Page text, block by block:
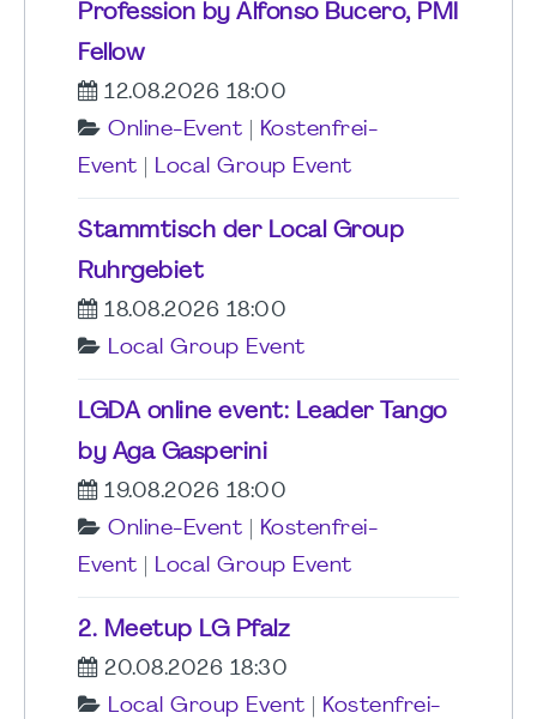
Profession by Alfonso Bucero, PMI
Fellow
12.08.2026 18:00
Online-Event
Kostenfrei-
Event
Local Group Event
Stammtisch der Local Group
Ruhrgebiet
18.08.2026 18:00
Local Group Event
LGDA online event: Leader Tango
by Aga Gasperini
19.08.2026 18:00
Online-Event
Kostenfrei-
Event
Local Group Event
2. Meetup LG Pfalz
20.08.2026 18:30
Local Group Event
Kostenfrei-